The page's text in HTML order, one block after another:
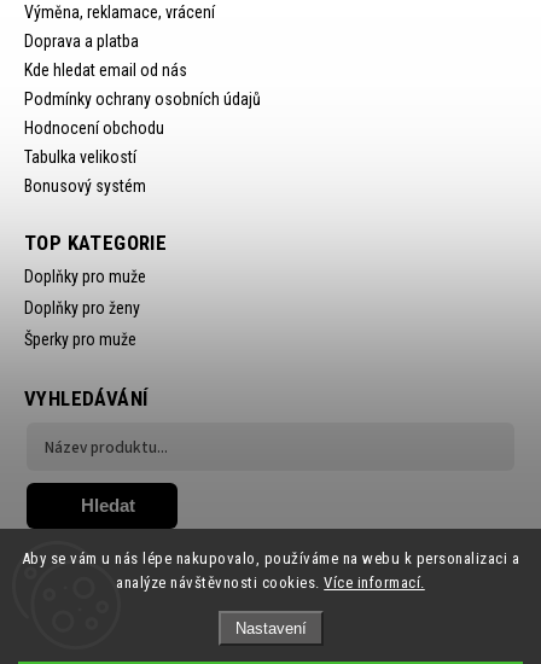
Aby se vám u nás lépe nakupovalo, používáme na webu k personalizaci a
analýze návštěvnosti cookies.Více informací.
Nastavení
Výměna, reklamace, vrácení
Doprava a platba
Kde hledat email od nás
Podmínky ochrany osobních údajů
Hodnocení obchodu
Tabulka velikostí
Bonusový systém
TOP KATEGORIE
Doplňky pro muže
Doplňky pro ženy
Šperky pro muže
VYHLEDÁVÁNÍ
Hledat